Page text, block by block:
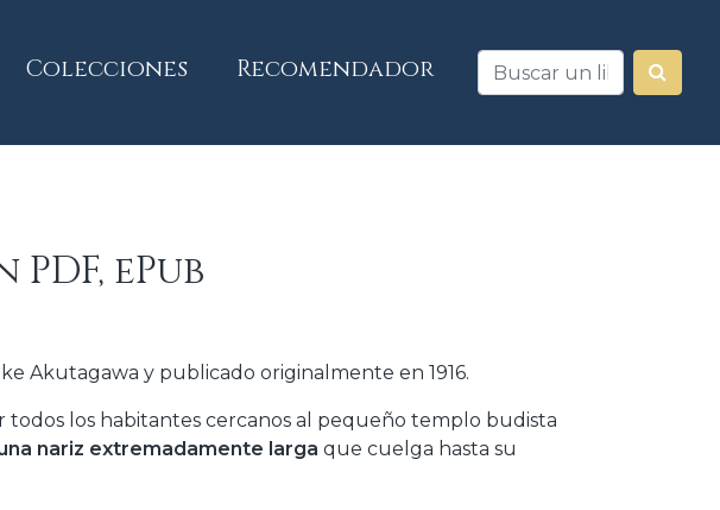
Colecciones Recomendador
PDF, ePub
Akutagawa y publicado originalmente en 1916.
todos los habitantes cercanos al pequeño templo budista
nariz extremadamente larga que cuelga hasta su